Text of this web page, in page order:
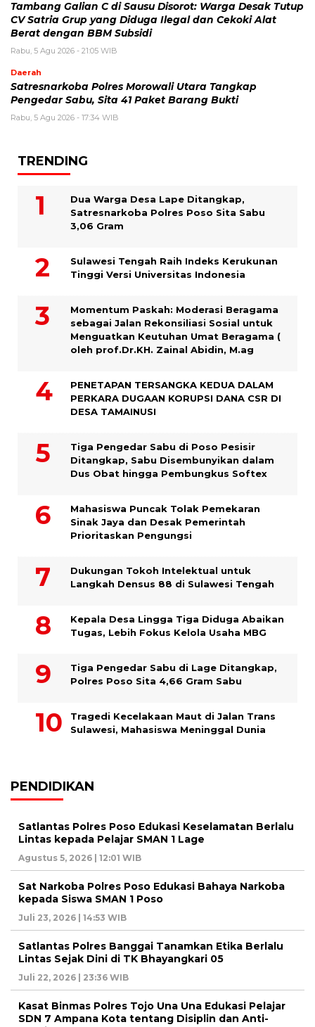
Tambang Galian C di Sausu Disorot: Warga Desak Tutup
CV Satria Grup yang Diduga Ilegal dan Cekoki Alat
Berat dengan BBM Subsidi
Rabu, 5 Agu 2026 - 21:05 WIB
Daerah
Satresnarkoba Polres Morowali Utara Tangkap
Pengedar Sabu, Sita 41 Paket Barang Bukti
Rabu, 5 Agu 2026 - 17:34 WIB
TRENDING
Dua Warga Desa Lape Ditangkap,
Satresnarkoba Polres Poso Sita Sabu
3,06 Gram
Sulawesi Tengah Raih Indeks Kerukunan
Tinggi Versi Universitas Indonesia
Momentum Paskah: Moderasi Beragama
sebagai Jalan Rekonsiliasi Sosial untuk
Menguatkan Keutuhan Umat Beragama (
oleh prof.Dr.KH. Zainal Abidin, M.ag
PENETAPAN TERSANGKA KEDUA DALAM
PERKARA DUGAAN KORUPSI DANA CSR DI
DESA TAMAINUSI
Tiga Pengedar Sabu di Poso Pesisir
Ditangkap, Sabu Disembunyikan dalam
Dus Obat hingga Pembungkus Softex
Mahasiswa Puncak Tolak Pemekaran
Sinak Jaya dan Desak Pemerintah
Prioritaskan Pengungsi
Dukungan Tokoh Intelektual untuk
Langkah Densus 88 di Sulawesi Tengah
Kepala Desa Lingga Tiga Diduga Abaikan
Tugas, Lebih Fokus Kelola Usaha MBG
Tiga Pengedar Sabu di Lage Ditangkap,
Polres Poso Sita 4,66 Gram Sabu
Tragedi Kecelakaan Maut di Jalan Trans
Sulawesi, Mahasiswa Meninggal Dunia
PENDIDIKAN
Satlantas Polres Poso Edukasi Keselamatan Berlalu
Lintas kepada Pelajar SMAN 1 Lage
Agustus 5, 2026 | 12:01 WIB
Sat Narkoba Polres Poso Edukasi Bahaya Narkoba
kepada Siswa SMAN 1 Poso
Juli 23, 2026 | 14:53 WIB
Satlantas Polres Banggai Tanamkan Etika Berlalu
Lintas Sejak Dini di TK Bhayangkari 05
Juli 22, 2026 | 23:36 WIB
Kasat Binmas Polres Tojo Una Una Edukasi Pelajar
SDN 7 Ampana Kota tentang Disiplin dan Anti-